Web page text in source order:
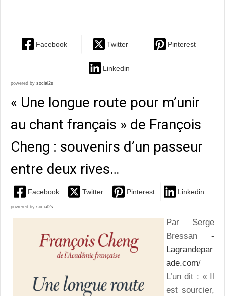
Facebook Twitter Pinterest
Linkedin
powered by social2s
« Une longue route pour m’unir
au chant français » de François
Cheng : souvenirs d’un passeur
entre deux rives…
Facebook Twitter Pinterest Linkedin
powered by social2s
Par Serge
Bressan -
Lagrandepar
ade.com/
L’un dit : « Il
est sourcier,